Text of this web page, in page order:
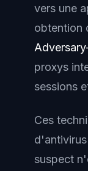
vers une
obtention
proxys
sessions
Ces
suspect